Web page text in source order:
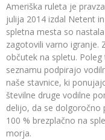
Ameriška ruleta je
julija 2014 izdal Netent
spletna mesta so
zagotovili varno igranje.
občutek na spletu.
seznamu podpirajo
naše stavnice, ki
številne druge vodilne
delijo, da se dolgoročno
100 % brezplačno na
morja.